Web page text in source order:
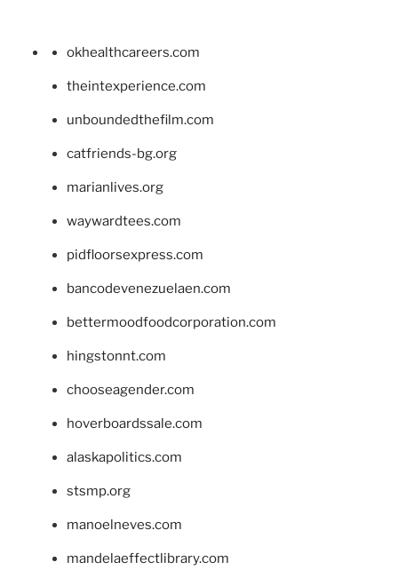
okhealthcareers.com
theintexperience.com
unboundedthefilm.com
catfriends-bg.org
marianlives.org
waywardtees.com
pidfloorsexpress.com
bancodevenezuelaen.com
bettermoodfoodcorporation.com
hingstonnt.com
chooseagender.com
hoverboardssale.com
alaskapolitics.com
stsmp.org
manoelneves.com
mandelaeffectlibrary.com